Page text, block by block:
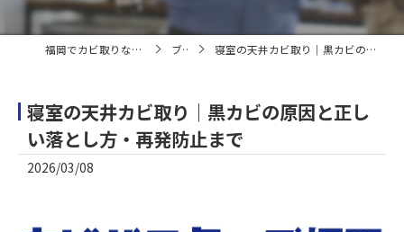
福岡でカビ取りならカビバスターズ福岡 ブログ 寝室の天井カビ取り｜黒カビの原因と正しい落とし方・再発防止まで
寝室の天井カビ取り｜黒カビの原因と正し
い落とし方・再発防止まで
2026/03/08